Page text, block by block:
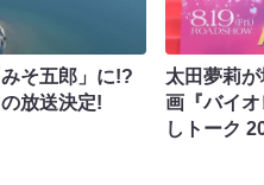
そ五郎」に!?
放送決定!
太田夢莉
画『バイ
しトーク